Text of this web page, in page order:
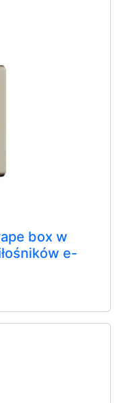
box w
e-